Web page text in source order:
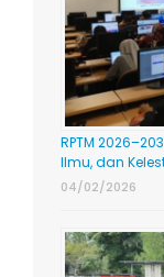
RPTM
Ilmu, dan
04/02/2026